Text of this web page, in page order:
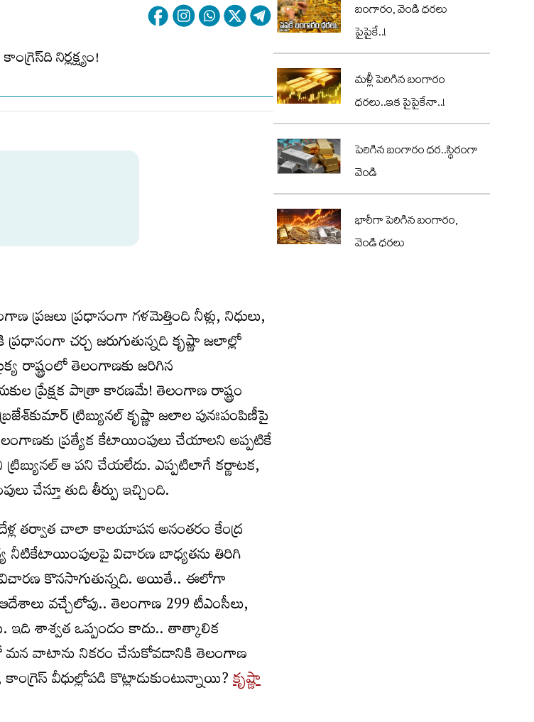
ప్రజలు ప్రధానంగా గళమెత్తింది నీళ్లు, నిధులు,
చర్చ జరుగుతున్నది కృష్ణా జలాల్లో
రాష్ట్రంలో తెలంగాణకు జరిగిన
ప్రేక్షక పాత్రా కారణమే! తెలంగాణ రాష్ట్రం
ట్రిబ్యునల్‌ కృష్ణా జలాల పునఃపంపిణీపై
ప్రత్యేక కేటాయింపులు చేయాలని అప్పటికే
ఆ పని చేయలేదు. ఎప్పటిలాగే కర్ణాటక,
చేస్తూ తుది తీర్పు ఇచ్చింది.
తర్వాత చాలా కాలయాపన అనంతరం కేంద్ర
నీటికేటాయింపులపై విచారణ బాధ్యతను తిరిగి
విచారణ కొనసాగుతున్నది. అయితే.. ఈలోగా
వచ్చేలోపు.. తెలంగాణ 299 టీఎంసీలు,
శాశ్వత ఒప్పందం కాదు.. తాత్కాలిక
మన వాటాను నికరం చేసుకోవడానికి తెలంగాణ
వీధుల్లోపడి కొట్లాడుకుంటున్నాయి?కృష్ణా
బంగారం, వెండి ధరలు
పైపైకే..!
మళ్లీ పెరిగిన బంగారం
ధరలు..ఇక పైపైకేనా..!
పెరిగిన బంగారం ధర..స్థిరంగా
వెండి
భారీగా పెరిగిన బంగారం,
వెండి ధరలు